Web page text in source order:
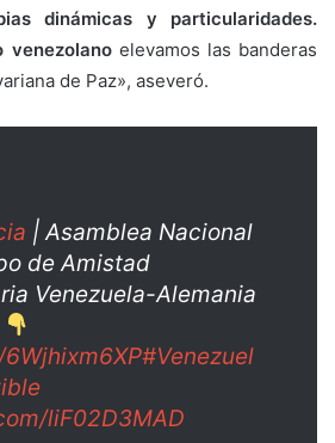
dinámicas y particularidades.
venezolanoelevamos las banderas
de Paz», aseveró.
| Asamblea Nacional
de Amistad
Venezuela-Alemania
#Venezuel
liF02D3MAD